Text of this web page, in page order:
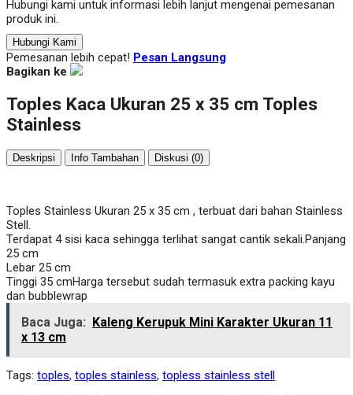
Hubungi kami untuk informasi lebih lanjut mengenai pemesanan
produk ini.
Hubungi Kami
Pemesanan lebih cepat! Pesan Langsung
Bagikan ke
Toples Kaca Ukuran 25 x 35 cm Toples
Stainless
Deskripsi Info Tambahan Diskusi (0)
Toples Stainless Ukuran 25 x 35 cm , terbuat dari bahan Stainless
Stell.
Terdapat 4 sisi kaca sehingga terlihat sangat cantik sekali.Panjang
25 cm
Lebar 25 cm
Tinggi 35 cmHarga tersebut sudah termasuk extra packing kayu
dan bubblewrap
Baca Juga: Kaleng Kerupuk Mini Karakter Ukuran 11
x 13 cm
Tags: toples, toples stainless, topless stainless stell